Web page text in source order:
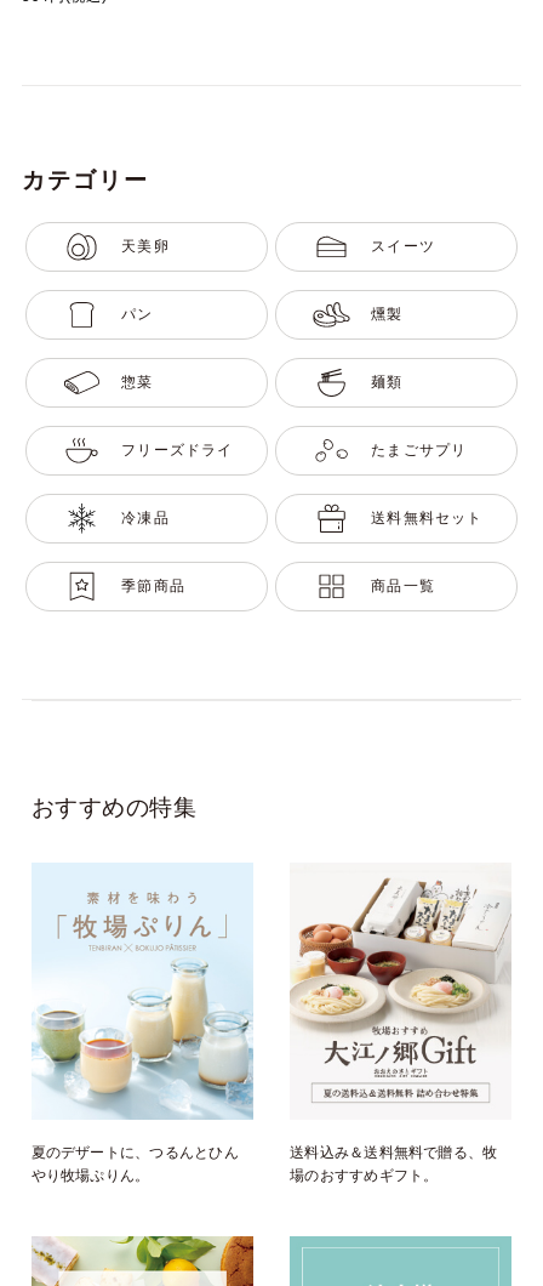
カテゴリー
天美卵 スイーツ
パン 燻製
惣菜 麺類
フリーズドライ たまごサプリ
冷凍品 送料無料セット
季節商品 商品一覧
おすすめの特集
夏のデザートに、つるんとひん
やり牧場ぷりん。
送料込み＆送料無料で贈る、牧
場のおすすめギフト。